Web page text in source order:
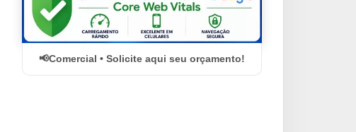
Comercial • Solicite aqui seu orçamento!